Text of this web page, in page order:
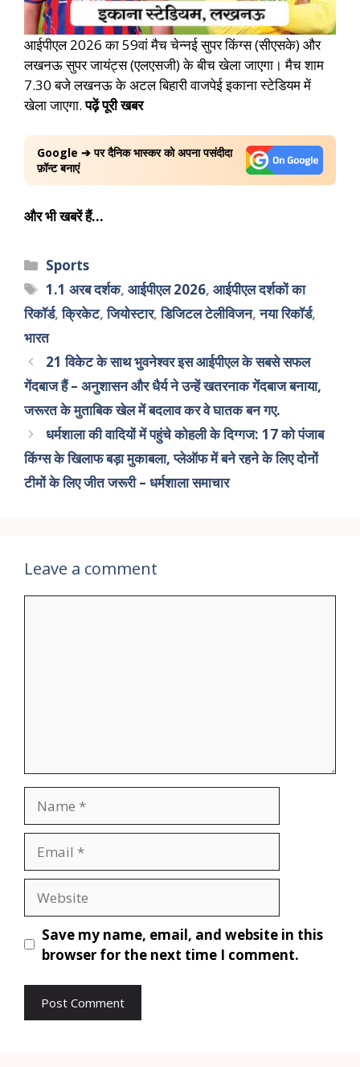
आईपीएल 2026 का 59वां मैच चेन्नई सुपर किंग्स (सीएसके) और
लखनऊ सुपर जायंट्स (एलएसजी) के बीच खेला जाएगा। मैच शाम
7.30 बजे लखनऊ के अटल बिहारी वाजपेई इकाना स्टेडियम में
खेला जाएगा.पढ़ें पूरी खबर
Google ➔ पर दैनिक भास्कर को अपना पसंदीदा
फ़ॉन्ट बनाएं
और भी खबरें हैं…
Sports
1.1 अरब दर्शक,आईपीएल 2026,आईपीएल दर्शकों का
रिकॉर्ड,क्रिकेट,जियोस्टार,डिजिटल टेलीविजन,नया रिकॉर्ड,
भारत
21 विकेट के साथ भुवनेश्वर इस आईपीएल के सबसे सफल
गेंदबाज हैं – अनुशासन और धैर्य ने उन्हें खतरनाक गेंदबाज बनाया,
जरूरत के मुताबिक खेल में बदलाव कर वे घातक बन गए.
धर्मशाला की वादियों में पहुंचे कोहली के दिग्गज: 17 को पंजाब
किंग्स के खिलाफ बड़ा मुकाबला, प्लेऑफ में बने रहने के लिए दोनों
टीमों के लिए जीत जरूरी – धर्मशाला समाचार
Leave a comment
Save my name, email, and website in this
browser for the next time I comment.